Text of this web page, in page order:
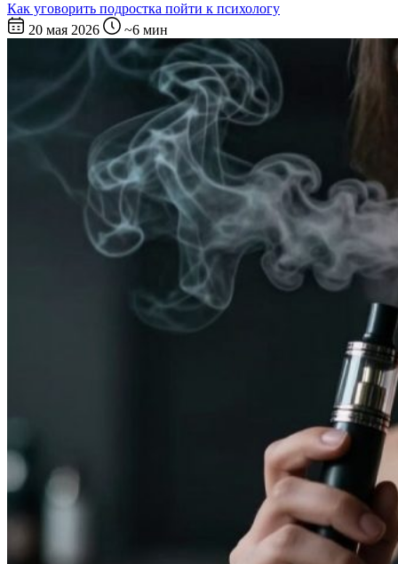
Как уговорить подростка пойти к психологу
20 мая 2026
~6 мин